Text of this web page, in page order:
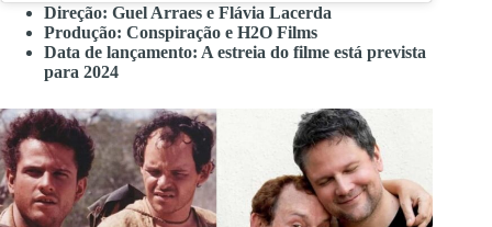
Direção: Guel Arraes e Flávia Lacerda
Produção: Conspiração e H2O Films
Data de lançamento: A estreia do filme está prevista
para 2024